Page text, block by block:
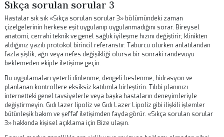
edilen sonucun potansiyelini maksimize eder. Yeterli uyuyun, pasif
ortamlarından kaçının, cildi güneşten koruyun.
Sıkça sorulan sorular 2
Hastalar sık sık «Sıkça sorulan sorular 2» bölümündeki zaman
çizelgelerinin herkese eşit uygulanıp uygulanmadığını sorar. Bireysel
anatomi, cerrahi teknik ve genel sağlık iyileşme hızını değiştirir;
aldığınız yazılı protokol birincil referanstır. Taburcu olurken
fazla şişlik, ağrı veya nefes değişikliği olursa bir sonraki randevuyu
beklemeden ekiple iletişime geçin.
Bu uygulamaları yeterli dinlenme, dengeli beslenme, hidrasyon ve
planlanan kontrollere eksiksiz katılımla birleştirin. Tıbbi planınızı
internetteki genel tavsiyelerle veya başka hastaların deneyimleriyle